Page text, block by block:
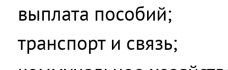
выплата пособий;
транспорт и связь;